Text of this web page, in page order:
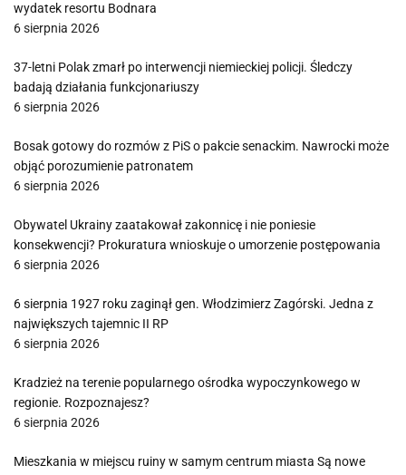
wydatek resortu Bodnara
6 sierpnia 2026
37-letni Polak zmarł po interwencji niemieckiej policji. Śledczy
badają działania funkcjonariuszy
6 sierpnia 2026
Bosak gotowy do rozmów z PiS o pakcie senackim. Nawrocki może
objąć porozumienie patronatem
6 sierpnia 2026
Obywatel Ukrainy zaatakował zakonnicę i nie poniesie
konsekwencji? Prokuratura wnioskuje o umorzenie postępowania
6 sierpnia 2026
6 sierpnia 1927 roku zaginął gen. Włodzimierz Zagórski. Jedna z
największych tajemnic II RP
6 sierpnia 2026
Kradzież na terenie popularnego ośrodka wypoczynkowego w
regionie. Rozpoznajesz?
6 sierpnia 2026
Mieszkania w miejscu ruiny w samym centrum miasta Są nowe